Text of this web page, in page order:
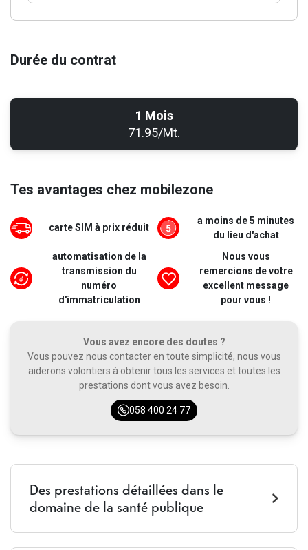
Durée du contrat
1 Mois
71.95/Mt.
Tes avantages chez mobilezone
carte SIM à prix réduit
a moins de 5 minutes
du lieu d'achat
automatisation de la
transmission du
numéro
d'immatriculation
Nous vous
remercions de votre
excellent message
pour vous !
Vous avez encore des doutes ?
Vous pouvez nous contacter en toute simplicité, nous vous
aiderons volontiers à obtenir tous les services et toutes les
prestations dont vous avez besoin.
058 400 24 77
Des prestations détaillées dans le
domaine de la santé publique
illimité